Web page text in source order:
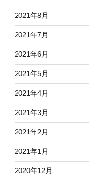
2021年8月
2021年7月
2021年6月
2021年5月
2021年4月
2021年3月
2021年2月
2021年1月
2020年12月